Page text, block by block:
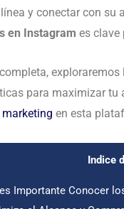
y conectar con
en Instagram es clave
para maximizar tu
en esta
Indice
Importante Conocer